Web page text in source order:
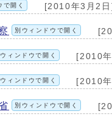
で開く [2010年3月2日
別ウィンドウで開く
ィンドウで開く [2010
ィンドウで開く [2010
別ウィンドウで開く